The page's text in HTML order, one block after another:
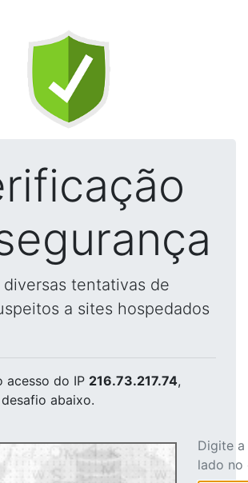
diversas tentativas de
a sites hospedados
acesso do IP 216.73.217.74,
abaixo.
Digite
lado no